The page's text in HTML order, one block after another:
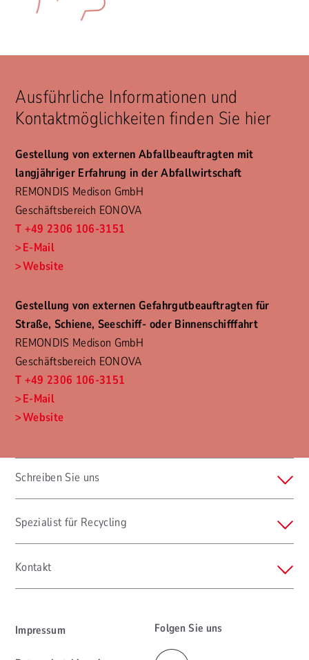
Ausführliche Informationen und
Kontaktmöglichkeiten finden Sie hier
Gestellung von externen Abfallbeauftragten mit
langjähriger Erfahrung in der Abfallwirtschaft
REMONDIS Medison GmbH
Geschäftsbereich EONOVA
T +49 2306 106-3151
E-Mail
Website
Gestellung von externen Gefahrgutbeauftragten für
Straße, Schiene, Seeschiff- oder Binnenschifffahrt
REMONDIS Medison GmbH
Geschäftsbereich EONOVA
T +49 2306 106-3151
E-Mail
Website
Schreiben Sie uns
Spezialist für Recycling
Kontakt
Impressum Folgen Sie uns